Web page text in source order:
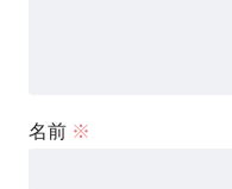
名前 ※